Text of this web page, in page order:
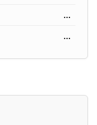
...
...